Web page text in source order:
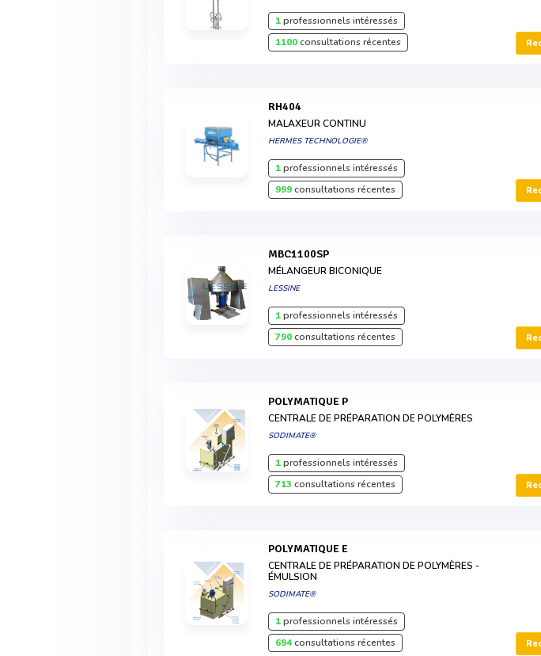
1professionnels intéressés
1100consultations récentes
RH404
MALAXEUR CONTINU
HERMES TECHNOLOGIE®
1professionnels intéressés
999consultations récentes
MBC1100SP
MÉLANGEUR BICONIQUE
LESSINE
1professionnels intéressés
790consultations récentes
POLYMATIQUE P
CENTRALE DE PRÉPARATION DE POLYMÈRES
SODIMATE®
1professionnels intéressés
713 consultations récentes
POLYMATIQUE E
CENTRALE DE PRÉPARATION DE POLYMÈRES -
ÉMULSION
SODIMATE®
1professionnels intéressés
694consultations récentes